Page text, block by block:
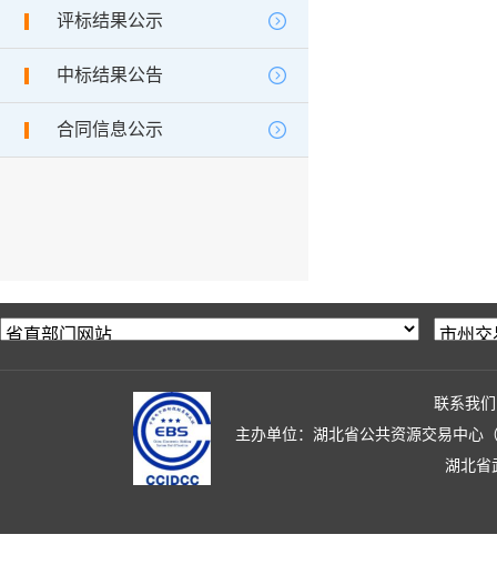
评标结果公示
中标结果公告
合同信息公示
联系我们
主办单位：湖北省公共资源交易中心
湖北省